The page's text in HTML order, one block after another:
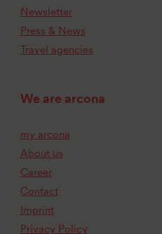
Newsletter
Press & News
Travel agencies
We are arcona
my arcona
About us
Career
Contact
Imprint
Privacy Policy